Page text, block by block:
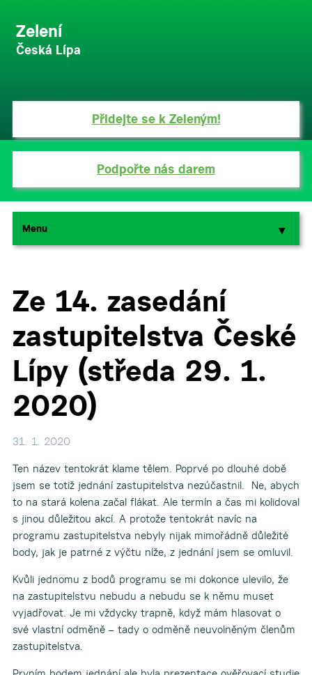
Zelení
Česká Lípa
Přidejte se k Zeleným!
Podpořte nás darem
Menu ▼
▼
Ze 14. zasedání
zastupitelstva České
Lípy (středa 29. 1.
2020)
31. 1. 2020
Ten název tentokrát klame tělem. Poprvé po dlouhé době
jsem se totiž jednání zastupitelstva nezúčastnil. Ne, abych
to na stará kolena začal flákat. Ale termín a čas mi kolidoval
s jinou důležitou akcí. A protože tentokrát navíc na
programu zastupitelstva nebyly nijak mimořádně důležité
body, jak je patrné z výčtu níže, z jednání jsem se omluvil.
Kvůli jednomu z bodů programu se mi dokonce ulevilo, že
na zastupitelstvu nebudu a nebudu se k němu muset
vyjadřovat. Je mi vždycky trapně, když mám hlasovat o
své vlastní odměně – tady o odměně neuvolněným členům
zastupitelstva.